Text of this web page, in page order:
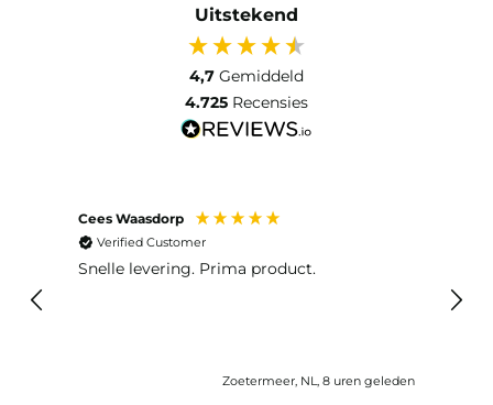
Uitstekend
4,7 Gemiddeld
4.725 Recensies
Cees Waasdorp
Verified Customer
Snelle levering. Prima product.
Zoetermeer, NL, 8 uren geleden
lang